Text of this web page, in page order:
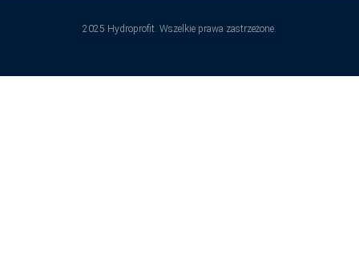
2025 Hydroprofit. Wszelkie prawa zastrzeżone.